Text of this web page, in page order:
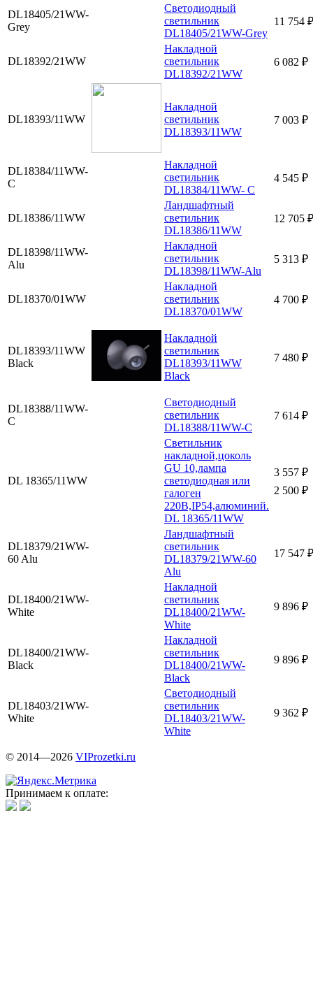
DL18405/21WW-
Grey
Cветодиодный
светильник
DL18405/21WW-Grey
11 754 ₽
DL18392/21WW
Накладной
светильник
DL18392/21WW
6 082 ₽
DL18393/11WW
Накладной
светильник
DL18393/11WW
7 003 ₽
DL18384/11WW-
C
Накладной
светильник
DL18384/11WW- C
4 545 ₽
DL18386/11WW
Ландшафтный
светильник
DL18386/11WW
12 705 ₽
DL18398/11WW-
Alu
Накладной
светильник
DL18398/11WW-Alu
5 313 ₽
DL18370/01WW
Накладной
светильник
DL18370/01WW
4 700 ₽
DL18393/11WW
Black
Накладной
светильник
DL18393/11WW
Black
7 480 ₽
DL18388/11WW-
С
Cветодиодный
светильник
DL18388/11WW-С
7 614 ₽
DL 18365/11WW
Светильник
накладной,цоколь
GU 10,лампа
светодиодная или
галоген
220В,IP54,алюминий.
DL 18365/11WW
3 557 ₽
2 500 ₽
DL18379/21WW-
60 Alu
Ландшафтный
светильник
DL18379/21WW-60
Alu
17 547 ₽
DL18400/21WW-
White
Накладной
светильник
DL18400/21WW-
White
9 896 ₽
DL18400/21WW-
Black
Накладной
светильник
DL18400/21WW-
Black
9 896 ₽
DL18403/21WW-
White
Cветодиодный
светильник
DL18403/21WW-
White
9 362 ₽
© 2014—2026 VIProzetki.ru
Принимаем к оплате: